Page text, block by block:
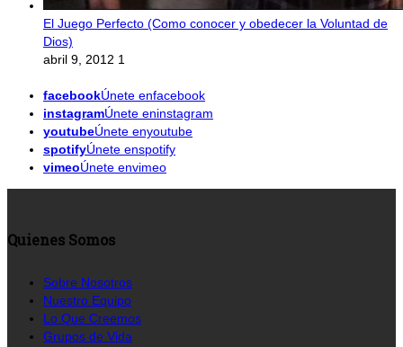
El Juego Perfecto (Como conocer y obedecer la Voluntad de
Dios)
abril 9, 2012 1
facebookÚnete enfacebook
instagramÚnete eninstagram
youtubeÚnete enyoutube
spotifyÚnete enspotify
vimeoÚnete envimeo
Quienes Somos
Sobre Nosotros
Nuestro Equipo
Lo Que Creemos
Grupos de Vida